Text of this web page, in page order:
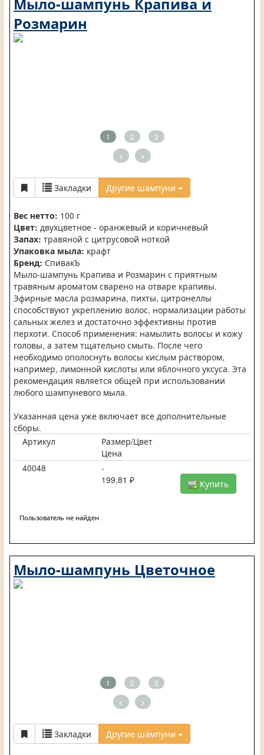
Розмарин
1 2 3
< >
Закладки Другие шампуни
Вес нетто: 100 г
Цвет: двухцветное - оранжевый и коричневый
Запах: травяной с цитрусовой ноткой
Упаковка мыла: крафт
Бренд: СпивакЪ
Мыло-шампунь Крапива и Розмарин с приятным
травяным ароматом сварено на отваре крапивы.
Эфирные масла розмарина, пихты, цитронеллы
способствуют укреплению волос, нормализации работы
сальных желез и достаточно эффективны против
перхоти. Способ применения: намылить волосы и кожу
головы, а затем тщательно смыть. После чего
необходимо ополоснуть волосы кислым раствором,
например, лимонной кислоты или яблочного уксуса. Эта
рекомендация является общей при использовании
любого шампуневого мыла.
Указанная цена уже включает все дополнительные
сборы.
Артикул
Размер/Цвет
Цена
40048
-
199,81 ₽
Купить
Пользователь не найден
Мыло-шампунь Цветочное
1 2 3
< >
Закладки Другие шампуни